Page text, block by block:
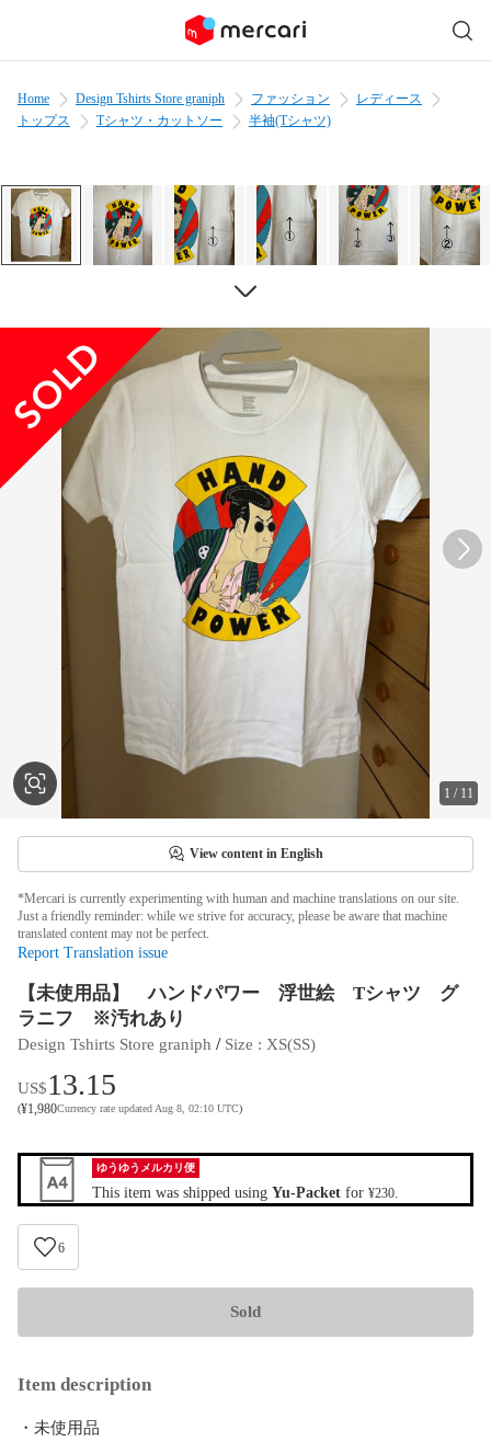
Home Design Tshirts Store graniph ファッション
レディース
トップス
Tシャツ・カットソー 半袖(Tシャツ)
1 / 11
View content in English
*Mercari is currently experimenting with human and machine translations on our site.
Just a friendly reminder: while we strive for accuracy, please be aware that machine
translated content may not be perfect.
Report Translation issue
【未使用品】 ハンドパワー 浮世絵 Tシャツ グ
ラニフ ※汚れあり
Design Tshirts Store graniph / Size : XS(SS)
US$13.15
(¥1,980Currency rate updated Aug 8, 02:10 UTC)
ゆうゆうメルカリ便
This item was shipped using Yu-Packet for ¥230
6
Sold
Item description
・未使用品